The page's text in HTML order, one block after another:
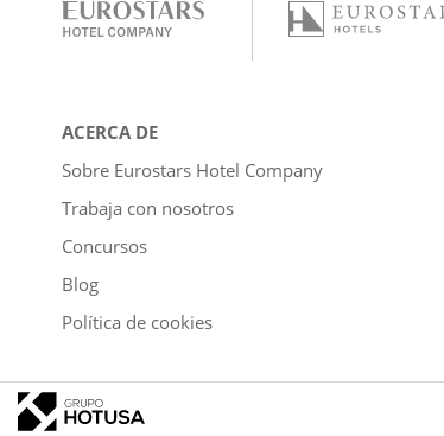
ACERCA DE
Sobre Eurostars Hotel Company
Trabaja con nosotros
Concursos
Blog
Política de cookies